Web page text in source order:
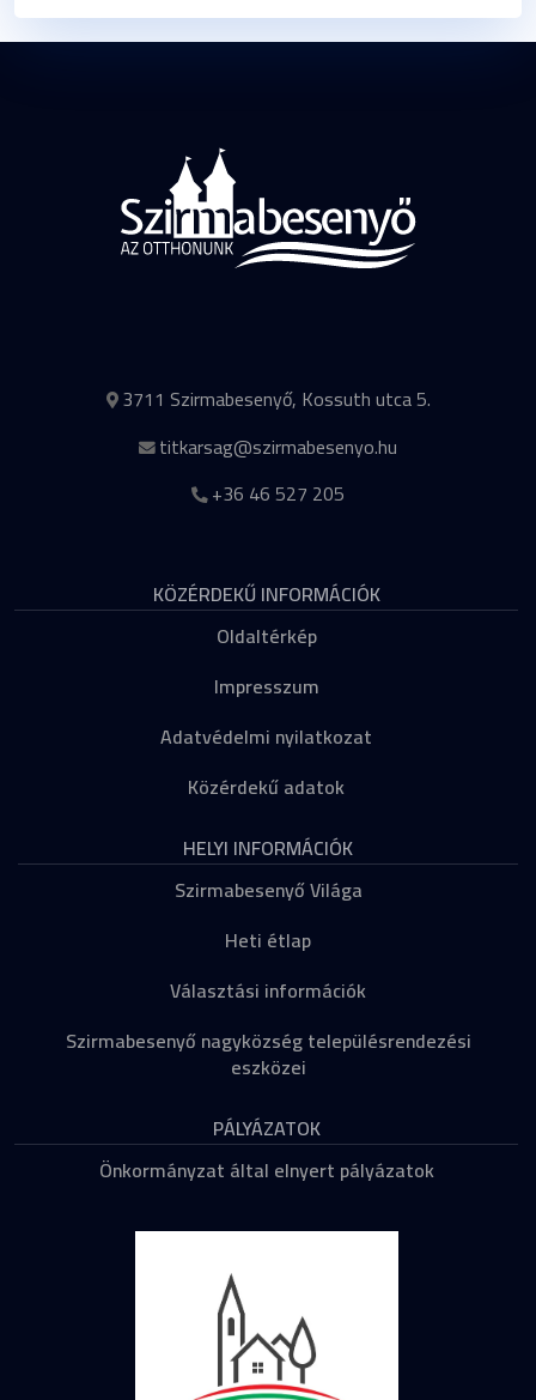
3711 Szirmabesenyő, Kossuth utca 5.
titkarsag@szirmabesenyo.hu
+36 46 527 205
KÖZÉRDEKŰ INFORMÁCIÓK
Oldaltérkép
Impresszum
Adatvédelmi nyilatkozat
Közérdekű adatok
HELYI INFORMÁCIÓK
Szirmabesenyő Világa
Heti étlap
Választási információk
Szirmabesenyő nagyközség településrendezési
eszközei
PÁLYÁZATOK
Önkormányzat által elnyert pályázatok